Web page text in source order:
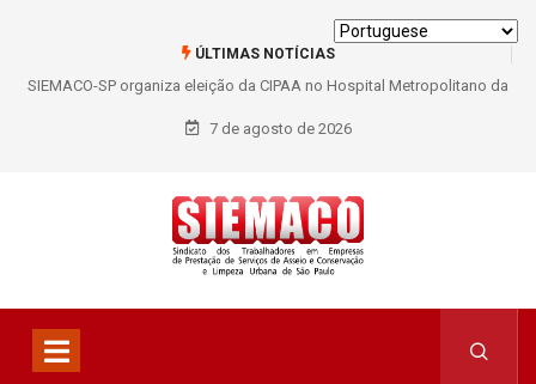
ÚLTIMAS NOTÍCIAS
SIEMACO-SP organiza eleição da CIPAA no Hospital Metropolitano da
Lapa e fortalece participação dos trabalhadores
7 de agosto de 2026